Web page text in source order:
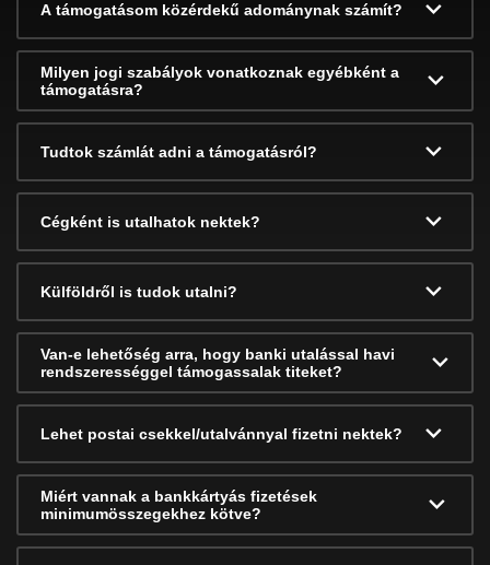
A támogatásom közérdekű adománynak számít?
Milyen jogi szabályok vonatkoznak egyébként a
támogatásra?
Tudtok számlát adni a támogatásról?
Cégként is utalhatok nektek?
Külföldről is tudok utalni?
Van-e lehetőség arra, hogy banki utalással havi
rendszerességgel támogassalak titeket?
Lehet postai csekkel/utalvánnyal fizetni nektek?
Miért vannak a bankkártyás fizetések
minimumösszegekhez kötve?